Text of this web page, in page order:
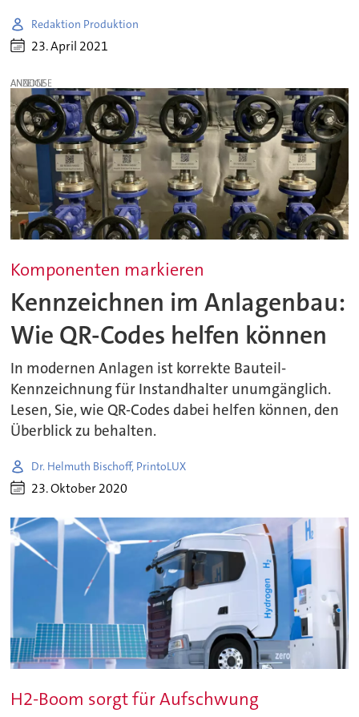
Redaktion Produktion
23. April 2021
ANZEIGE
Komponenten markieren
Kennzeichnen im Anlagenbau:
Wie QR-Codes helfen können
In modernen Anlagen ist korrekte Bauteil-
Kennzeichnung für Instandhalter unumgänglich.
Lesen, Sie, wie QR-Codes dabei helfen können, den
Überblick zu behalten.
Dr. Helmuth Bischoff, PrintoLUX
23. Oktober 2020
H2-Boom sorgt für Aufschwung